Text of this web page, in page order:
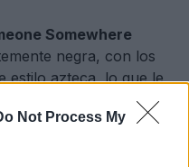
Not Process My
Somewhere
negra, con los
estilo azteca, lo que le
mexicana.
por artesanos rurales.